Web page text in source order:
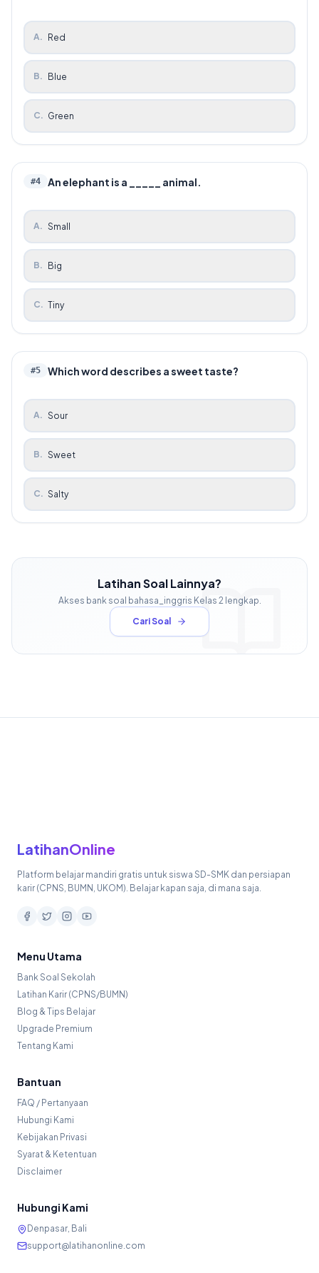
A. Red
B. Blue
C. Green
#4 An elephant is a _____ animal.
A. Small
B. Big
C. Tiny
#5 Which word describes a sweet taste?
A. Sour
B. Sweet
C. Salty
Latihan Soal Lainnya?
Akses bank soal bahasa_inggris Kelas 2 lengkap.
Cari Soal
LatihanOnline
Platform belajar mandiri gratis untuk siswa SD-SMK dan persiapan
karir (CPNS, BUMN, UKOM). Belajar kapan saja, di mana saja.
Menu Utama
Bank Soal Sekolah
Latihan Karir (CPNS/BUMN)
Blog & Tips Belajar
Upgrade Premium
Tentang Kami
Bantuan
FAQ / Pertanyaan
Hubungi Kami
Kebijakan Privasi
Syarat & Ketentuan
Disclaimer
Hubungi Kami
Denpasar, Bali
support@latihanonline.com